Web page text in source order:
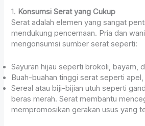
1. Konsumsi Serat yang Cukup
Serat adalah elemen yang sangat
mendukung pencernaan. Pria dan
mengonsumsi sumber serat seperti:
Sayuran hijau seperti brokoli, bayam,
Buah-buahan tinggi serat seperti apel,
Sereal atau biji-bijian utuh seperti
beras merah. Serat membantu
mempromosikan gerakan usus yang